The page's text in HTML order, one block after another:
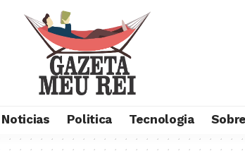
Noticias Politica Tecnologia